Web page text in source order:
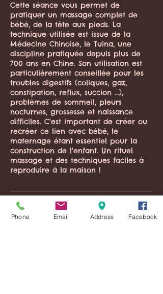
Cette séance vous permet de
pratiquer un massage complet de
bébé, de la tête aux pieds. La
technique utilisée est issue de la
Médecine Chinoise, le Tuina, une
discipline pratiquée depuis plus de
700 ans en Chine. Son utilisation est
particulièrement conseillée pour les
troubles digestifs (coliques, gaz,
constipation, reflux, succion ...),
problèmes de sommeil, pleurs
nocturnes, grossesse et naissance
difficiles. C'est important de créer ou
recréer ce lien avec bébé, le
maternage étant essentiel pour la
construction de l'enfant. Un rituel
massage et des techniques faciles à
reproduire à la maison !
Séances à venir
Phone Email Address Facebook